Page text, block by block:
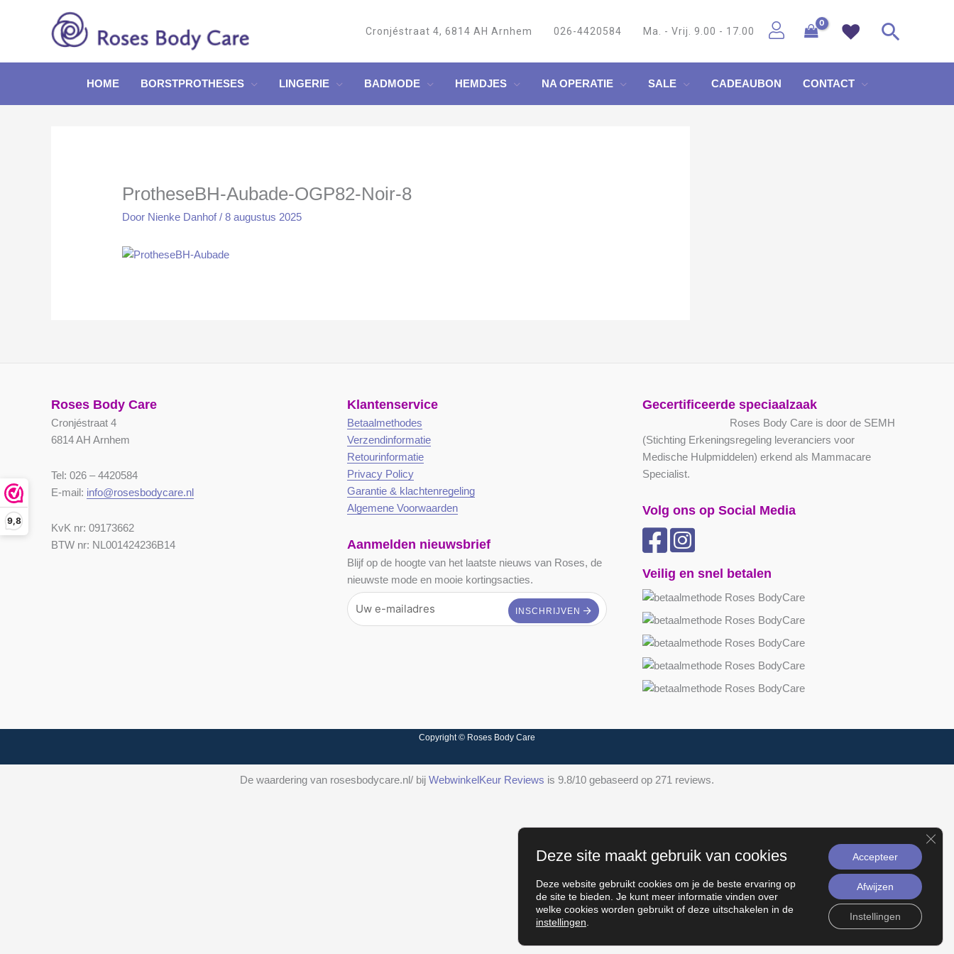
9,8
Cronjéstraat 4, 6814 AH Arnhem 026-4420584 Ma. - Vrij. 9.00 - 17.00
HOME BORSTPROTHESES LINGERIE BADMODE HEMDJES NA OPERATIE SALE CADEAUBON CONTACT
ProtheseBH-Aubade-OGP82-Noir-8
Door Nienke Danhof/8 augustus 2025
Roses Body Care
Cronjéstraat 4
6814 AH Arnhem
Tel: 026 – 4420584
E-mail: info@rosesbodycare.nl
KvK nr: 09173662
BTW nr: NL001424236B14
Klantenservice
Betaalmethodes
Verzendinformatie
Retourinformatie
Privacy Policy
Garantie & klachtenregeling
Algemene Voorwaarden
Aanmelden nieuwsbrief
Blijf op de hoogte van het laatste nieuws van Roses, de
nieuwste mode en mooie kortingsacties.
Gecertificeerde speciaalzaak
Roses Body Care is door de SEMH
(Stichting Erkeningsregeling leveranciers voor
Medische Hulpmiddelen) erkend als Mammacare
Specialist.
Volg ons op Social Media
Veilig en snel betalen
Copyright © Roses Body Care
De waardering van rosesbodycare.nl/ bij WebwinkelKeur Reviews is 9.8/10 gebaseerd op 271 reviews.
Deze site maakt gebruik van cookies
Deze website gebruikt cookies om je de beste ervaring op
de site te bieden. Je kunt meer informatie vinden over
welke cookies worden gebruikt of deze uitschakelen in de
instellingen
Accepteer
Afwijzen
Instellingen
Sluit